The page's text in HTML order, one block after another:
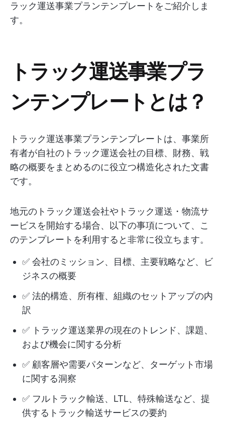
ラック運送事業プランテンプレートをご紹介しま
す。
トラック運送事業プラ
ンテンプレートとは？
トラック運送事業プランテンプレートは、事業所
有者が自社のトラック運送会社の目標、財務、戦
略の概要をまとめるのに役立つ構造化された文書
です。
地元のトラック運送会社やトラック運送・物流サ
ービスを開始する場合、以下の事項について、こ
のテンプレートを利用すると非常に役立ちます。
✅ 会社のミッション、目標、主要戦略など、ビ
ジネスの概要
✅ 法的構造、所有権、組織のセットアップの内
訳
✅ トラック運送業界の現在のトレンド、課題、
および機会に関する分析
✅ 顧客層や需要パターンなど、ターゲット市場
に関する洞察
✅ フルトラック輸送、LTL、特殊輸送など、提
供するトラック輸送サービスの要約